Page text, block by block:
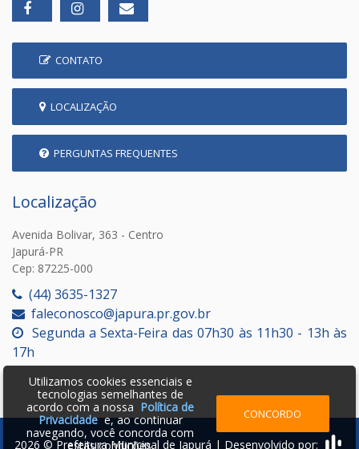
CONTATO
LOCALIZAÇÃO
PERGUNTAS FREQUENTES
Localização
Avenida Bolivar, 363 - Centro
Japurá-PR
Cep: 87225-000
(44) 3635-1327
faleconosco@japura.pr.gov.br
Segunda a Sexta-Feira das 07h30 às 11h30 - 13h às
17h
Utilizamos cookies essenciais e
tecnologias semelhantes de
acordo com a nossa Política de
Privacidadee, ao continuar
navegando, você concorda com
estas condições.
CONCORDO
2026 © Prefeitura Municipal de Japurá | Desenvolvido por: